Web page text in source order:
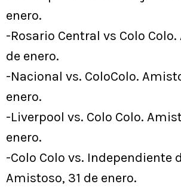
enero.
-Rosario Central vs Colo
de enero.
-Nacional vs. ColoColo.
enero.
-Liverpool vs. Colo Colo.
enero.
-Colo Colo vs. Independiente
Amistoso, 31 de enero.